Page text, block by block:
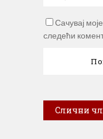
Сачувај
следећи
Слични